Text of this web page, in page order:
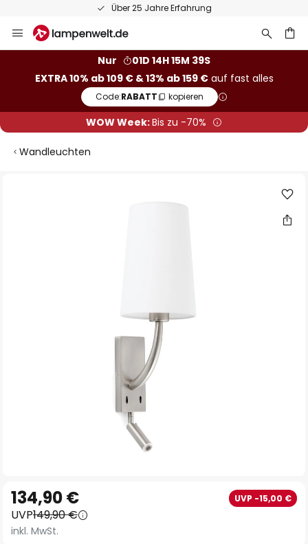
Über 25 Jahre Erfahrung
Inhalt
Nur
01D 14H 15M 38S
EXTRA 10% ab 109 € & 13% ab 159 €auf fast alles
Code:RABATT kopieren
WOW Week:Bis zu -70%
Wandleuchten
Anfang
der
Bildgalerie
134,90 € UVP -15,00 €
UVP149,90 €
inkl. MwSt.